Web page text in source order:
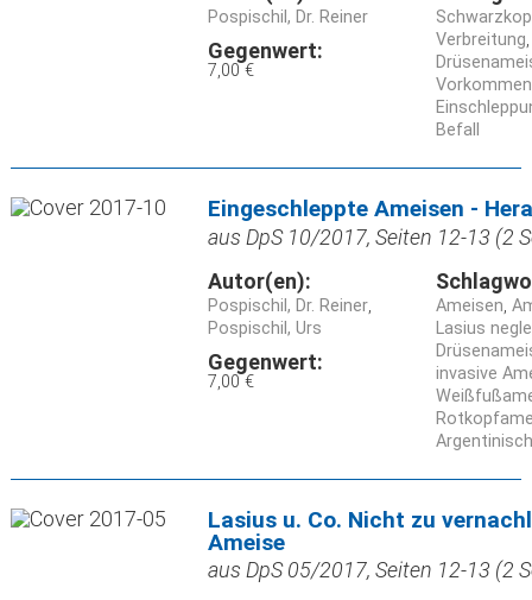
Pospischil, Dr. Reiner
Gegenwert:
7,00 €
Verbreitung
Vorkommen
Befall
Eingeschleppte Ameisen -
aus DpS 10/2017, Seiten 12-13 (2
Autor(en):
Pospischil, Dr. Reiner
Pospischil, Urs
Gegenwert:
7,00 €
Ameisen
Lasius
invasive
Lasius u. Co. Nicht zu
Ameise
aus DpS 05/2017, Seiten 12-13 (2